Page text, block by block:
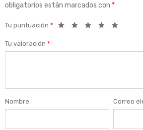
obligatorios están marcados con *
Tu puntuación *
Tu valoración *
Nombre Correo